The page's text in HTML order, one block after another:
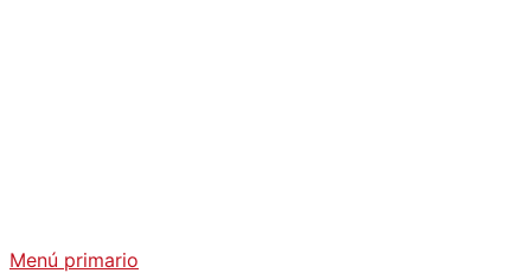
Menú primario